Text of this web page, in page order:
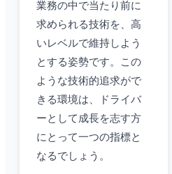
業務の中で当たり前に
求められる技術を、高
いレベルで維持しよう
とする姿勢です。この
ような技術的追求がで
きる環境は、ドライバ
ーとして成長を志す方
にとって一つの指標と
なるでしょう。